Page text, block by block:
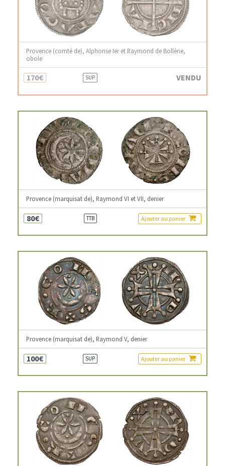
Provence (comté de), Alphonse Ier et Raymond de Bollène,
obole
170€ SUP VENDU
Provence (marquisat de), Raymond VI et VII, denier
80€ TTB Ajouter au panier
Provence (marquisat de), Raymond V, denier
100€ SUP Ajouter au panier